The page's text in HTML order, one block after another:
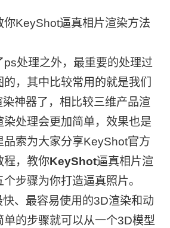
你KeyShot逼真相片渲染方法
ps处理之外，最重要的处理过
，其中比较常用的就是我们
神器了，相比较三维产品渲
染处理会更加简单，效果也是
品索为大家分享KeyShot官方
程，教你KeyShot逼真相片渲
步骤为你打造逼真照片。
、最容易使用的3D渲染和动
单的步骤就可以从一个3D模型